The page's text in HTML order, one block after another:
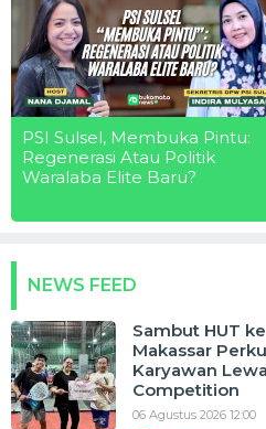
PSI Sulsel, Membuka Pintu:
Regenerasi Atau Politik
Waralaba Elite Baru?
NEWS FEED
Sambut HUT
Makassar
Karyawan
Competition
06 Agustus 2026 12:00